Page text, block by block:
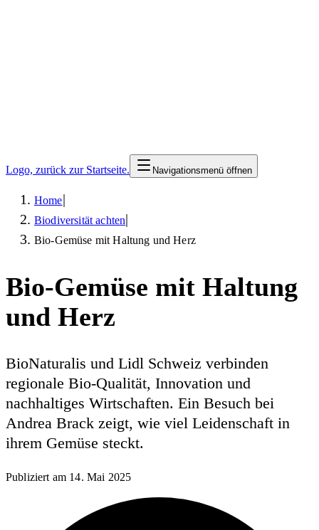
Logo, zurück zur Startseite. Navigationsmenü öffnen
Home|
Biodiversität achten|
Bio-Gemüse mit Haltung und Herz
Bio-Gemüse mit Haltung
und Herz
BioNaturalis und Lidl Schweiz verbinden
regionale Bio-Qualität, Innovation und
nachhaltiges Wirtschaften. Ein Besuch bei
Andrea Brack zeigt, wie viel Leidenschaft in
ihrem Gemüse steckt.
Publiziert am 14. Mai 2025